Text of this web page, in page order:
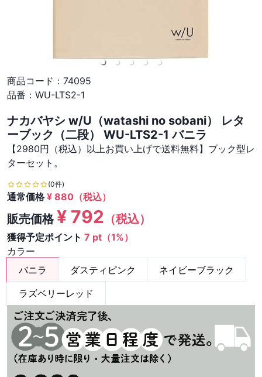
商品コード： 74095
品番： WU-LTS2-1
ナカバヤシ w/U（watashi no sobani） レタ
ーブック（二段） WU-LTS2-1 バニラ
【2980円（税込）以上お買い上げで送料無料】ブック型レ
ターセット。
(0件)
通常価格¥ 880 （税込）
販売価格¥ 792 （税込）
獲得予定ポイント 7 pt（1%）
カラー
バニラ
ダスティピンク
ネイビーブラック
ラズベリーレッド